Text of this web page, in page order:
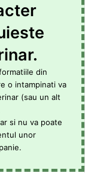
din
o intampinati va
(sau un alt
si nu va poate
unor